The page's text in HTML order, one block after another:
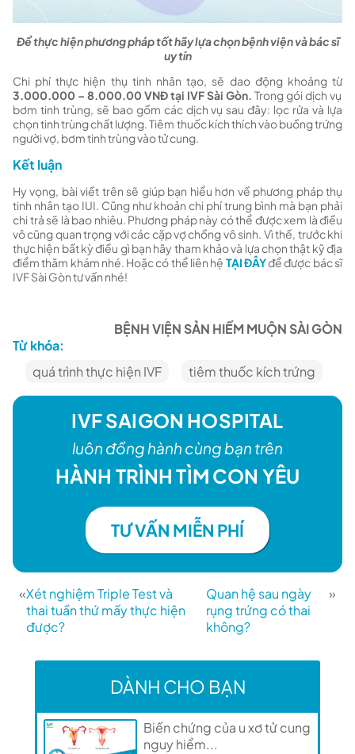
Để thực hiện phương pháp tốt hãy lựa chọn bệnh viện và bác sĩ
uy tín
Chi phí thực hiện thụ tinh nhân tạo, sẽ dao động khoảng từ
3.000.000 – 8.000.00 VNĐ tại IVF Sài Gòn. Trong gói dịch vụ
bơm tinh trùng, sẽ bao gồm các dịch vụ sau đây: lọc rửa và lựa
chọn tinh trùng chất lượng. Tiêm thuốc kích thích vào buồng trứng
người vợ, bơm tinh trùng vào tử cung.
Kết luận
Hy vọng, bài viết trên sẽ giúp bạn hiểu hơn về phương pháp thụ
tinh nhân tạo IUI. Cũng như khoản chi phí trung bình mà bạn phải
chi trả sẽ là bao nhiêu. Phương pháp này có thể được xem là điều
vô cũng quan trọng với các cặp vợ chồng vô sinh. Vì thế, trước khi
thực hiện bất kỳ điều gì bạn hãy tham khảo và lựa chọn thật kỹ địa
điểm thăm khám nhé. Hoặc có thể liên hệ TẠI ĐÂYđể được bác sĩ
IVF Sài Gòn tư vấn nhé!
BỆNH VIỆN SẢN HIẾM MUỘN SÀI GÒN
Từ khóa:
quá trình thực hiện IVF
tiêm thuốc kích trứng
IVF SAIGON HOSPITAL
luôn đồng hành cùng bạn trên
HÀNH TRÌNH TÌM CON YÊU
TƯ VẤN MIỄN PHÍ
«Xét nghiệm Triple Test và
thai tuần thứ mấy thực hiện
được?
Quan hệ sau ngày
rụng trứng có thai
không?
»
DÀNH CHO BẠN
Biến chứng của u xơ tử cung
nguy hiểm...